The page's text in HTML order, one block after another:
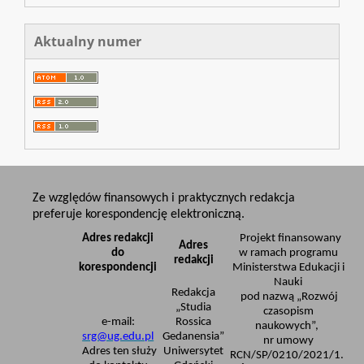
Aktualny numer
Ze względów finansowych i praktycznych redakcja
preferuje korespondencję elektroniczną.
Adres redakcji
do
korespondencji
Adres
redakcji
Projekt finansowany
w ramach programu
Ministerstwa Edukacji i
Nauki
pod nazwą „Rozwój
czasopism
naukowych”,
nr umowy
RCN/SP/0210/2021/1.
e-mail:
srg@ug.edu.pl
Adres ten służy
Redakcja
„Studia
Rossica
Gedanensia”
Uniwersytet